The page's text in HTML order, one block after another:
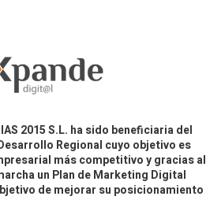
2015 S.L. ha sido beneficiaria del
Regional cuyo objetivo es
más competitivo y gracias al
un Plan de Marketing Digital
de mejorar su posicionamiento